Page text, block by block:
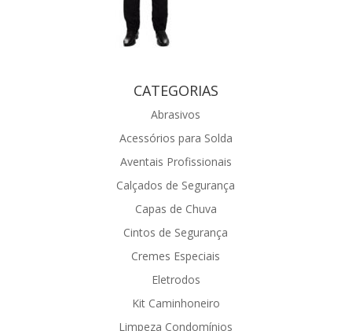
CATEGORIAS
Abrasivos
Acessórios para Solda
Aventais Profissionais
Calçados de Segurança
Capas de Chuva
Cintos de Segurança
Cremes Especiais
Eletrodos
Kit Caminhoneiro
Limpeza Condomínios